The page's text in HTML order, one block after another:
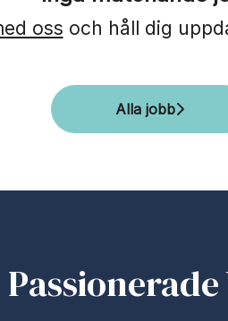
oss och håll dig
Alla jobb